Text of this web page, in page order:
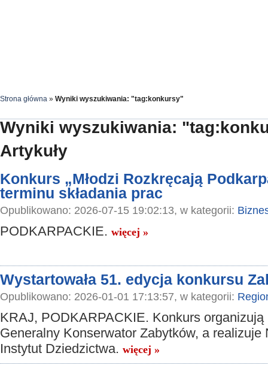
Strona główna » Wyniki wyszukiwania: "tag:konkursy"
Wyniki wyszukiwania:
Artykuły
Konkurs „Młodzi Rozkręcają
terminu składania prac
Opublikowano: 2026-07-15 19:02:13, w kategorii:
PODKARPACKIE. więcej »
Wystartowała 51. edycja konkursu
Opublikowano: 2026-01-01 17:13:57, w kategorii:
KRAJ, PODKARPACKIE. Konkurs organizują
Generalny Konserwator Zabytków, a realizuje
Instytut Dziedzictwa. więcej »